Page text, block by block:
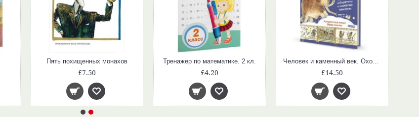
Пять похищенных монахов
£7.50
Тренажер по математике. 2 кл.
£4.20
Человек и каменный век. Охотники, собиратели и лохматые мамонты. Исторический комикс Марши Уильямс
£14.50